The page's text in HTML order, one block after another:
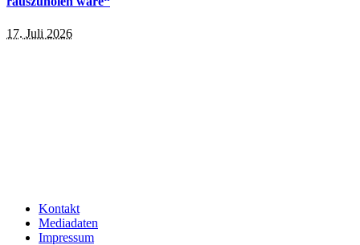
17. Juli 2026
Kontakt
Mediadaten
Impressum